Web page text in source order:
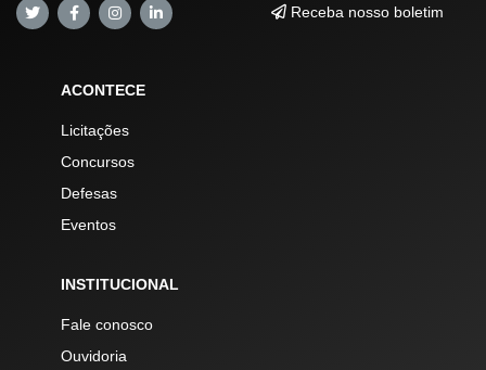
Receba nosso boletim
ACONTECE
Licitações
Concursos
Defesas
Eventos
INSTITUCIONAL
Fale conosco
Ouvidoria